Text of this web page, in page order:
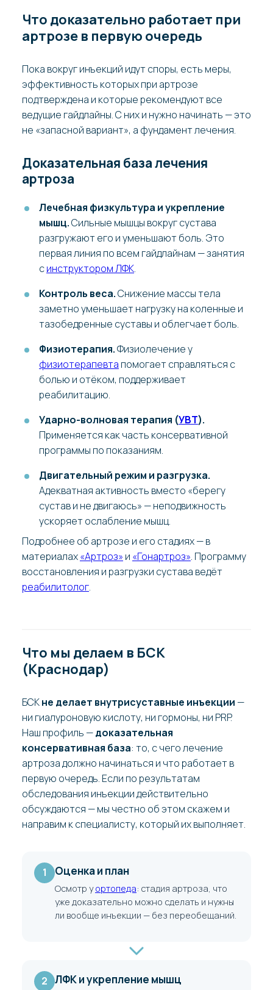
Что доказательно работает при
артрозе в первую очередь
Пока вокруг инъекций идут споры, есть меры,
эффективность которых при артрозе
подтверждена и которые рекомендуют все
ведущие гайдлайны. С них и нужно начинать — это
не «запасной вариант», а фундамент лечения.
Доказательная база лечения
артроза
Лечебная физкультура и укрепление
мышц.Сильные мышцы вокруг сустава
разгружают его и уменьшают боль. Это
первая линия по всем гайдлайнам — занятия
синструктором ЛФК.
Контроль веса.Снижение массы тела
заметно уменьшает нагрузку на коленные и
тазобедренные суставы и облегчает боль.
Физиотерапия.Физиолечение у
физиотерапевта помогает справляться с
болью и отёком, поддерживает
реабилитацию.
Ударно-волновая терапия (УВТ).
Применяется как часть консервативной
программы по показаниям.
Двигательный режим и разгрузка.
Адекватная активность вместо «берегу
сустав и не двигаюсь» — неподвижность
ускоряет ослабление мышц.
Подробнее об артрозе и его стадиях — в
материалах«Артроз» и «Гонартроз». Программу
восстановления и разгрузки сустава ведёт
реабилитолог.
Что мы делаем в БСК
(Краснодар)
БСКне делает внутрисуставные инъекции —
ни гиалуроновую кислоту, ни гормоны, ни PRP.
Наш профиль —доказательная
консервативная база: то, с чего лечение
артроза должно начинаться и что работает в
первую очередь. Если по результатам
обследования инъекции действительно
обсуждаются — мы честно об этом скажем и
направим к специалисту, который их выполняет.
1 Оценка и план
Осмотр уортопеда: стадия артроза, что
уже доказательно можно сделать и нужны
ли вообще инъекции — без переобещаний.
2 ЛФК и укрепление мышц